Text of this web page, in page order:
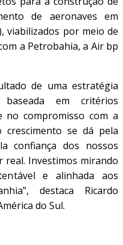
de aeronaves em
viabilizados por meio de
a Petrobahia, a Air bp
de uma estratégia
baseada em critérios
no compromisso com a
crescimento se dá pela
confiança dos nossos
real. Investimos mirando
e alinhada aos
destaca Ricardo
do Sul.